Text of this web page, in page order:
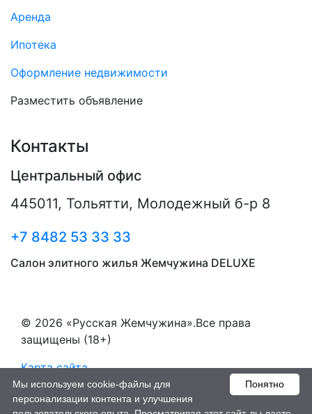
Аренда
Ипотека
Оформление недвижимости
Разместить объявление
Контакты
Центральный офис
445011, Тольятти, Молодежный б-р 8
+7 8482 53 33 33
Салон элитного жилья Жемчужина DELUXE
© 2026 «Русская Жемчужина».Все права
защищены (18+)
Карта сайта
Пользовательское соглашение
Понятно
Мы используем cookie-файлы для
персонализации контента и улучшения